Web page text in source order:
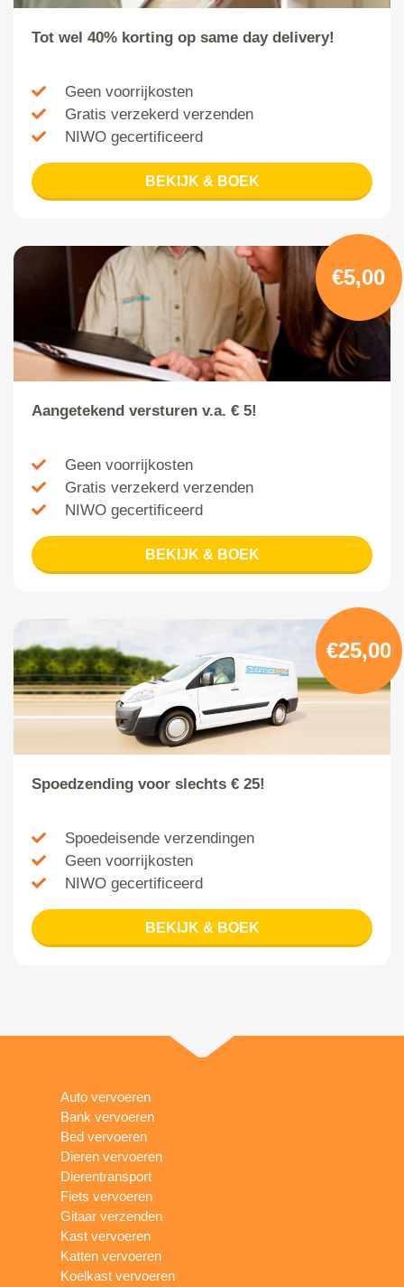
Tot wel 40% korting op same day delivery!
Geen voorrijkosten
Gratis verzekerd verzenden
NIWO gecertificeerd
BEKIJK & BOEK
€5,00
Aangetekend versturen v.a. € 5!
Geen voorrijkosten
Gratis verzekerd verzenden
NIWO gecertificeerd
BEKIJK & BOEK
€25,00
Spoedzending voor slechts € 25!
Spoedeisende verzendingen
Geen voorrijkosten
NIWO gecertificeerd
BEKIJK & BOEK
Auto vervoeren
Bank vervoeren
Bed vervoeren
Dieren vervoeren
Dierentransport
Fiets vervoeren
Gitaar verzenden
Kast vervoeren
Katten vervoeren
Koelkast vervoeren